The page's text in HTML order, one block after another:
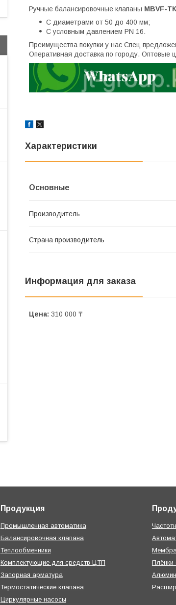
Ручные балансировочные клапаны MBVF-ТК
С диаметрами от 50 до 400 мм;
С условным давлением PN 16.
Преимущества покупки у нас Спец
Оперативная доставка по городу. Оптовые
Характеристики
Основные
Производитель
Страна производитель
Информация для заказа
Цена: 310 000 ₸
Продукция
Промышленная автоматика
Балансировочная клапана
Теплообменники
Комплектующие для средств ЦТП
Запорная арматура
Термостатические клапана
Циркулярные насосы
Плёнки